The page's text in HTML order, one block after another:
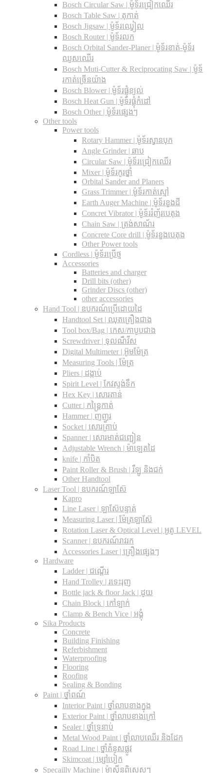
Bosch Circular Saw | ម៉ូទ័រជ្រៀកឈើរ
Bosch Table Saw | តុកាត់
Bosch Jigsaw | ម៉ូទ័រឈ្វៀល
Bosch Router | ម៉ូទ័រលក
Bosch Orbital Sander-Planer​ | ម៉ូទ័រខាត់-ម៉ូទ័រ
ឈូសឈើរ
Bosch Muti-Cutter & Reciprocating Saw​ | ម៉ូទ័
រកាត់ច្រើនយ៉ាង
Bosch Blower | ម៉ូទ័រផ្លុំខ្យល់
Bosch Heat Gun | ម៉ូទ័រផ្លុំកំដៅ
Bosch Other | ម៉ូទ័រផ្សេងៗ
Other tools
Power tools
Rotary Hammer | ម៉ូទ័រស្វានបុក
Angle Grinder | ឆាប
Circular Saw​ | ម៉ូទ័រជ្រៀកឈើរ
Mixer | ម៉ូទ័រកូរថ្នាំ
Orbital Sander and Planers
Grass Trimmer | ម៉ូទ័រកាត់ស្មៅ
Earth Auger Machine | ម៉ូទ័រខួងដី
Concret Vibrator | ម៉ូទ័ររំញ័របេតុង
Chain Saw | ត្រង់សាណ័រ
Concrete Core drill | ម៉ូទ័រខួងបេតុង
Other Power tools
Cordless​ | ម៉ូទ័រប្រើថ្ម
Accessories
Batteries and charger
Drill bits (other)
Grinder Discs (other)
other accessories
Hand Tool | ឧបករណ៍ប្រើដោយដៃ
Handtool Set | ឈុតគ្រឿងជាង
Tool box/Bag | កេស/កាបូបជាង
Screwdriver | ទុលណឺវីស
Digital Multimeter | អ៊ូមម៉ែត្រ
Measuring Tools | ម៉ែត្រ
Pliers | ដង្កាប់
Spirit Level | កែវស្ទង់ទឹក
Hex Key | សោរតាន់
Cutter | កន្រ្តៃកាត់
Hammer | ញញួរ
Socket | សោរគ្រាប់
Spanner |​ សោរមាត់ជញ្ជៀន
Adjustable Wrench |​ ម៉ាឡេតដៃ
knife | កាំបិត
Paint Roller & Brush | រឺឡូ និងជក់
Other Handtool
Laser Tool | ឧបករណ៍ឡាស៊ែ
Kapro
Line Laser | ឡាស៊ែបន្ទាត់
Measuring Laser | ម៉ែត្រឡាស៊ែ
Rotation Laser & Optical Level | អូតូ LEVEL
Scanner | ឧបករណ៍រាវរក
Accessories Laser | គ្រឿងផ្សេងៗ
Hardware
Ladder | ជណ្តើរ
Hand Trolley | រទេះរុញ
Bottle jack & floor Jack​ | ដូយ
Chain Block | កៅឡាក់
Clamp & Bench Vice | អង្គុំ
Sika Products
Concrete
Building Finishing
Referbishment
Waterproofing
Flooring
Roofing
Sealing & Bonding
Paint | ថ្នាំពណ៍
Interior Paint | ថ្នាំលាបខាងក្នុង
Exterior Paint | ថ្នាំលាបខាងក្រៅ
Sealer | ថ្នាំទ្រនាប់
Metal Wood Paint | ថ្នាំលាបឈើរ និងដែក
Road Line | ថ្នាំគំនូសផ្លូវ
Skimcoat | ម្សៅបៀក
Specailly Machine | ម៉ាស៊ីនពិសេសៗ